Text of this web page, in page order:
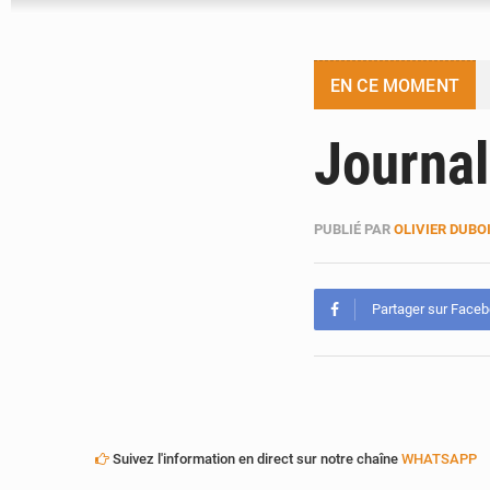
EN CE MOMENT
PUBLIÉ PAR OLIVIER
Partager sur
Suivez l'information en direct sur notre chaîne WHATSAPP